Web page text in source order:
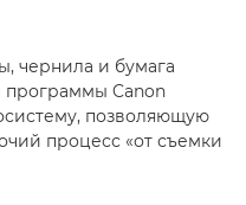
чернила и бумага
программы Canon
позволяющую
процесс «от съемки